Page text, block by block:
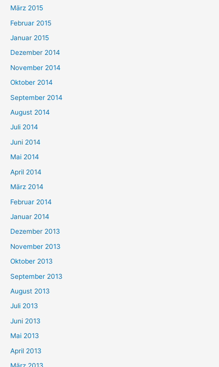
März 2015
Februar 2015
Januar 2015
Dezember 2014
November 2014
Oktober 2014
September 2014
August 2014
Juli 2014
Juni 2014
Mai 2014
April 2014
März 2014
Februar 2014
Januar 2014
Dezember 2013
November 2013
Oktober 2013
September 2013
August 2013
Juli 2013
Juni 2013
Mai 2013
April 2013